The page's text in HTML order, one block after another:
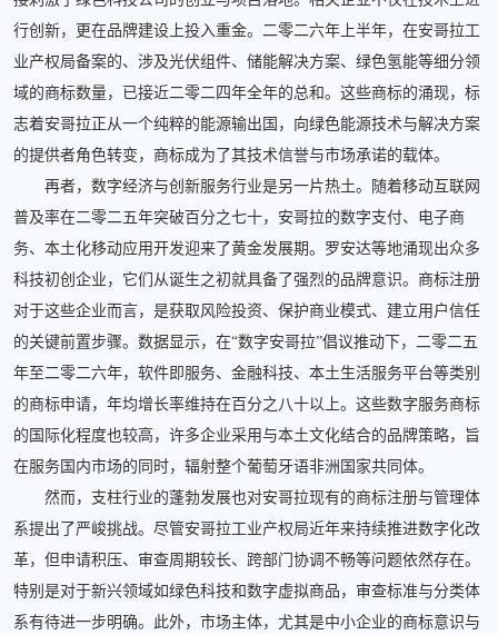
行创新，更在品牌建设上投入重金。二零二六年上半年，在安哥拉工
业产权局备案的、涉及光伏组件、储能解决方案、绿色氢能等细分领
域的商标数量，已接近二零二四年全年的总和。这些商标的涌现，标
志着安哥拉正从一个纯粹的能源输出国，向绿色能源技术与解决方案
的提供者角色转变，商标成为了其技术信誉与市场承诺的载体。
再者，数字经济与创新服务行业是另一片热土。随着移动互联网
普及率在二零二五年突破百分之七十，安哥拉的数字支付、电子商
务、本土化移动应用开发迎来了黄金发展期。罗安达等地涌现出众多
科技初创企业，它们从诞生之初就具备了强烈的品牌意识。商标注册
对于这些企业而言，是获取风险投资、保护商业模式、建立用户信任
的关键前置步骤。数据显示，在“数字安哥拉”倡议推动下，二零二五
年至二零二六年，软件即服务、金融科技、本土生活服务平台等类别
的商标申请，年均增长率维持在百分之八十以上。这些数字服务商标
的国际化程度也较高，许多企业采用与本土文化结合的品牌策略，旨
在服务国内市场的同时，辐射整个葡萄牙语非洲国家共同体。
然而，支柱行业的蓬勃发展也对安哥拉现有的商标注册与管理体
系提出了严峻挑战。尽管安哥拉工业产权局近年来持续推进数字化改
革，但申请积压、审查周期较长、跨部门协调不畅等问题依然存在。
特别是对于新兴领域如绿色科技和数字虚拟商品，审查标准与分类体
系有待进一步明确。此外，市场主体，尤其是中小企业的商标意识与